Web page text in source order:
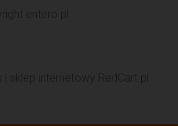
entero.pl
sklep internetowy RedCart.pl